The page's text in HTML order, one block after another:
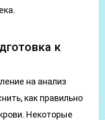
к
на анализ
как правильно
Некоторые